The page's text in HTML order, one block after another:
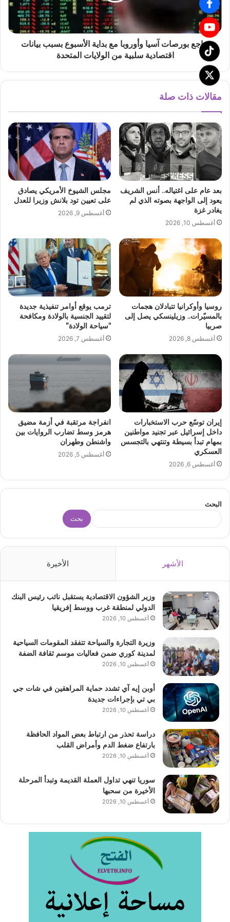
تراجع بورصات آسيا وأوروبا مع بداية الأسبوع بسبب بيانات
اقتصادية سلبية من الولايات المتحدة
مقالات ذات صلة
بعد عام على اغتياله.. أنس الشريف
يعود إلى الواجهة بصوته الذي لم
يغادر غزة
أغسطس 10, 2026
مجلس الشيوخ الأمريكي يصادق
على تعيين تود بلانش وزيرا للعدل
أغسطس 9, 2026
روسيا وأوكرانيا تتبادلان هجمات
بالمسيّرات.. وزيلينسكي يصل إلى
صربيا
أغسطس 8, 2026
ترمب يوقع أوامر تنفيذية جديدة
لتقييد الجنسية بالولادة ومكافحة
“سياحة الولادة”
أغسطس 7, 2026
إيران توسّع حرب الاستخبارات
داخل إسرائيل عبر تجنيد مواطنين
بمهام تبدأ بسيطة وتنتهي بالتجسس
العسكري
أغسطس 6, 2026
انفراجة مرتقبة في أزمة مضيق
هرمز وسط تضارب الروايات بين
واشنطن وطهران
أغسطس 5, 2026
البحث
بحث
الأشهر الأخيرة
وزير الشؤون الاقتصادية يستقبل نائب رئيس البنك
الدولي لمنطقة غرب ووسط إفريقيا
أغسطس 10, 2026
وزيرة التجارة والسياحة تتفقد المقومات السياحية
لمدينة كوري ضمن فعاليات موسم ثقافة الضفة
أغسطس 10, 2026
أوبن إيه آي تشدد حماية المراهقين في شات جي
بي تي بإجراءات جديدة
أغسطس 10, 2026
دراسة تحذر من ارتباط بعض المواد الحافظة
بارتفاع ضغط الدم وأمراض القلب
أغسطس 10, 2026
سوريا تنهي تداول العملة القديمة وتبدأ المرحلة
الأخيرة من سحبها
أغسطس 10, 2026